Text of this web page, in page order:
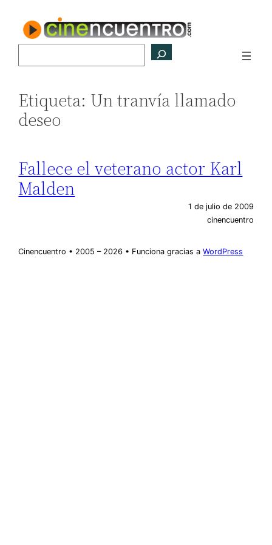
contenido
Etiqueta: Un tranvía llamado
deseo
Fallece el veterano actor Karl
Malden
1 de julio de 2009
cinencuentro
Cinencuentro • 2005 – 2026 • Funciona gracias aWordPress